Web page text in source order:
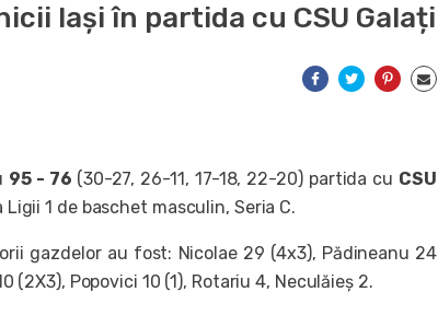
Iași în partida cu CSU Galați
95 - 76 (30-27, 26-11, 17-18, 22-20) partida cu CSU
1 de baschet masculin, Seria C.
gazdelor au fost: Nicolae 29 (4x3), Pădineanu 24
(2X3), Popovici 10 (1), Rotariu 4, Neculăieş 2.